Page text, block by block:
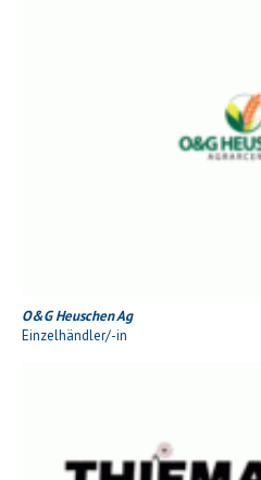
O&G Heuschen Ag
Einzelhändler/-in